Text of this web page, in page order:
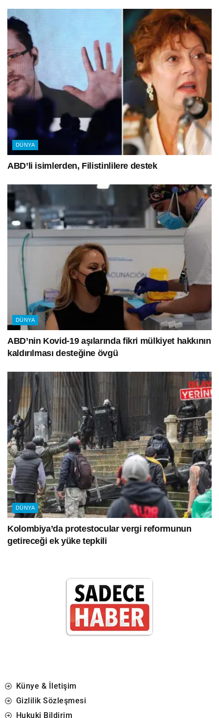
DÜNYA
ABD’li isimlerden, Filistinlilere destek
DÜNYA
ABD’nin Kovid-19 aşılarında fikri mülkiyet hakkının
kaldırılması desteğine övgü
DÜNYA
Kolombiya’da protestocular vergi reformunun
getireceği ek yüke tepkili
Künye & İletişim
Gizlilik Sözleşmesi
Hukuki Bildirim